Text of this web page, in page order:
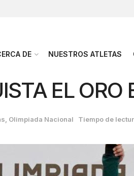
DE NUESTROS ATLETAS
EL ORO
Olimpiada Nacional Tiempo de